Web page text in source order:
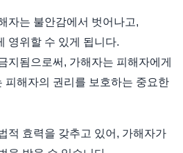
자는 불안감에서 벗어나고,
영위할 수 있게 됩니다.
지됨으로써, 가해자는 피해자에게
피해자의 권리를 보호하는 중요한
적 효력을 갖추고 있어, 가해자가